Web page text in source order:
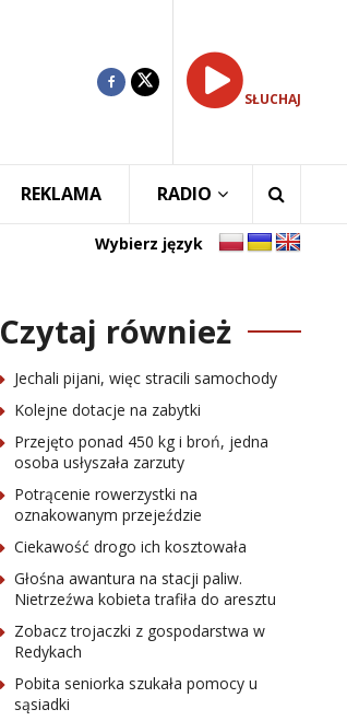
SŁUCHAJ
REKLAMA RADIO
Wybierz język
Czytaj również
Jechali pijani, więc stracili samochody
Kolejne dotacje na zabytki
Przejęto ponad 450 kg i broń, jedna
osoba usłyszała zarzuty
Potrącenie rowerzystki na
oznakowanym przejeździe
Ciekawość drogo ich kosztowała
Głośna awantura na stacji paliw.
Nietrzeźwa kobieta trafiła do aresztu
Zobacz trojaczki z gospodarstwa w
Redykach
Pobita seniorka szukała pomocy u
sąsiadki